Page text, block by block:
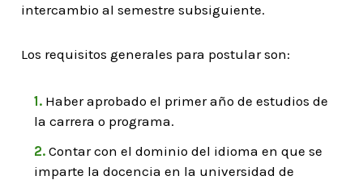
intercambio al semestre subsiguiente.
Los requisitos generales para postular son:
Haber aprobado el primer año de estudios de
la carrera o programa.
Contar con el dominio del idioma en que se
imparte la docencia en la universidad de